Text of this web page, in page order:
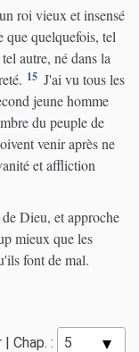
roi vieux et insensé
que quelquefois, tel
autre, né dans la
15 J'ai vu tous les
jeune homme
du peuple de
venir après ne
et affliction
Dieu, et approche
mieux que les
font de mal.
| Chap. :